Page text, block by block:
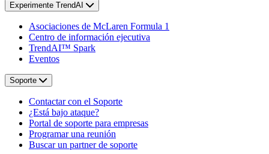
Experimente TrendAI
Asociaciones de McLaren Formula 1
Centro de información ejecutiva
TrendAI™ Spark
Eventos
Soporte
Contactar con el Soporte
¿Está bajo ataque?
Portal de soporte para empresas
Programar una reunión
Buscar un partner de soporte